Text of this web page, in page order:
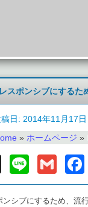
レスポンシブにするた
日: 2014年11月17日
» ホームページ »
X Line
ンシブにするため、流